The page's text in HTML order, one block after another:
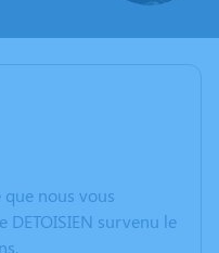
que nous vous
DETOISIEN survenu le